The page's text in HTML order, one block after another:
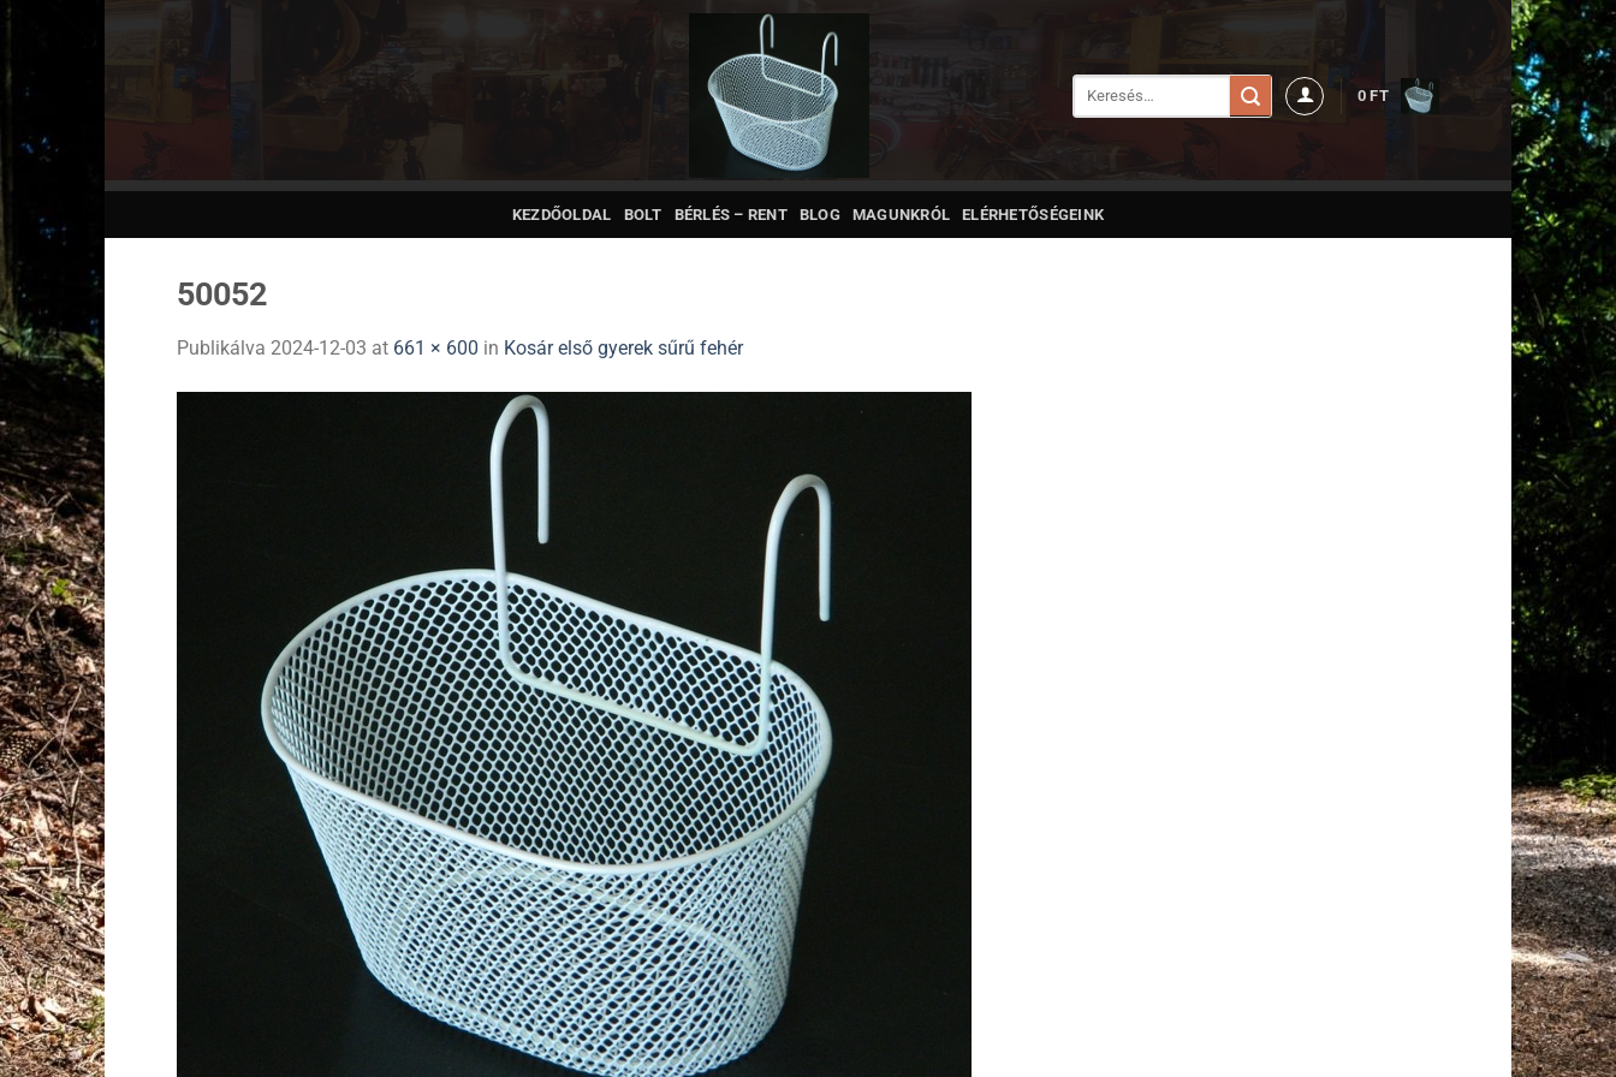
0FT
KEZDŐOLDAL BOLT BÉRLÉS – RENT BLOG MAGUNKRÓL ELÉRHETŐSÉGEINK
50052
Publikálva 2024-12-03 at 661 × 600 in Kosár első gyerek sűrű fehér